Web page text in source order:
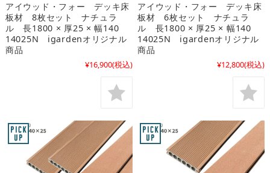
アイウッド・フォー デッキ床
板材 8枚セット ナチュラ
ル 長1800 × 厚25 × 幅140
14025N igardenオリジナル
商品
¥16,900(税込)
アイウッド・フォー デッキ床
板材 6枚セット ナチュラ
ル 長1800 × 厚25 × 幅140
14025N igardenオリジナル
商品
¥12,800(税込)